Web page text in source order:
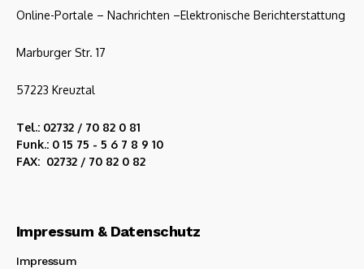
Online-Portale – Nachrichten –Elektronische Berichterstattung
Marburger Str. 17
57223 Kreuztal
Tel.: 02732 / 70 82 0 81
Funk.: 0 15 75 - 5 6 7 8 9 10
FAX: 02732 / 70 82 0 82
Impressum & Datenschutz
Impressum